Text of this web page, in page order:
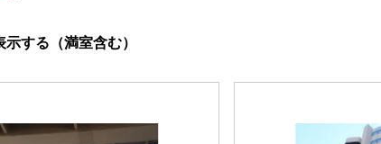
示する（満室含む）